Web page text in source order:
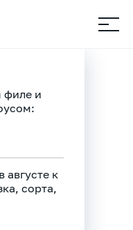
филе и
августе к
сорта,